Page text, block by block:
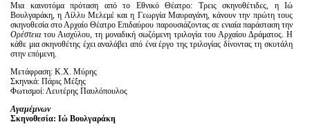
Μια καινοτόμα πρόταση από το Εθνικό Θέατρο: Τρεις σκηνοθέτιδες, η Ιώ
Βουλγαράκη, η Λίλλυ Μελεμέ και η Γεωργία Μαυραγάνη, κάνουν την πρώτη τους
σκηνοθεσία στο Αρχαίο Θέατρο Επιδαύρου παρουσιάζοντας σε ενιαία παράσταση την
Ορέστεια του Αισχύλου, τη μοναδική σωζόμενη τριλογία του Αρχαίου Δράματος. Η
κάθε μια σκηνοθέτης έχει αναλάβει από ένα έργο της τριλογίας δίνοντας τη σκυτάλη
στην επόμενη.
Μετάφραση: Κ.Χ. Μύρης
Σκηνικά: Πάρις Μέξης
Φωτισμοί: Λευτέρης Παυλόπουλος
Αγαμέμνων
Σκηνοθεσία: Ιώ Βουλγαράκη